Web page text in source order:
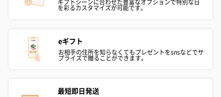
ギフトシーンに合わせた豊富なオプションで特別な日
を彩るカスタマイズが可能です。
eギフト
お相手の住所を知らなくてもプレゼントをsnsなどでサ
プライズで贈ることができます。
最短即日発送